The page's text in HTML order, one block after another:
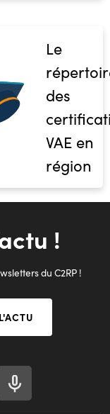
Le
des
VAE en
région
!
du C2RP !